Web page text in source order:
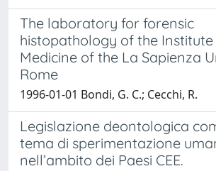
The laboratory for forensic
histopathology of the
Medicine of the La Sapienza
Rome
1996-01-01 Bondi, G. C.; Cecchi, R.
Legislazione deontologica
tema di sperimentazione
nell’ambito dei Paesi CEE.